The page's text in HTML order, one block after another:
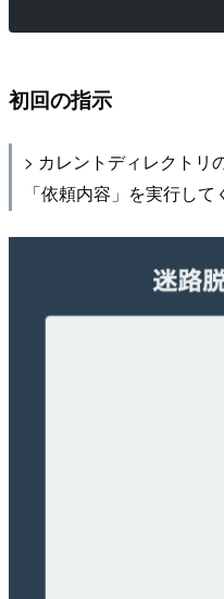
初回の指示
> カレントディレクトリ
「依頼内容」を実行して